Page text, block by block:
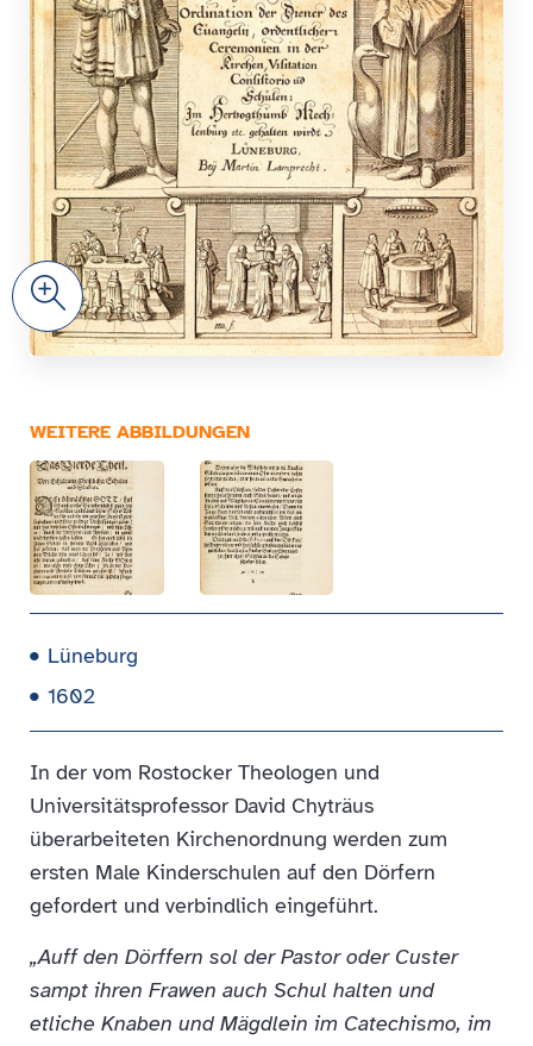
Zoom
WEITERE ABBILDUNGEN
Lüneburg
1602
In der vom Rostocker Theologen und
Universitätsprofessor David Chyträus
überarbeiteten Kirchenordnung werden zum
ersten Male Kinderschulen auf den Dörfern
gefordert und verbindlich eingeführt.
„Auff den Dörffern sol der Pastor oder Custer
sampt ihren Frawen auch Schul halten und
etliche Knaben und Mägdlein im Catechismo, im